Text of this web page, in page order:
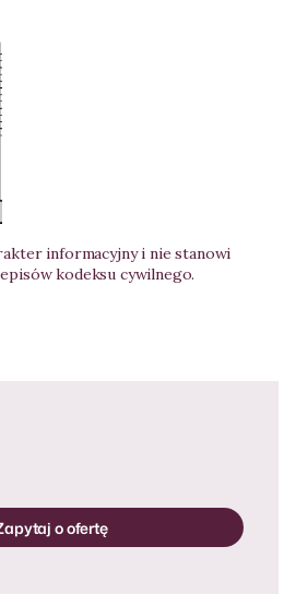
informacyjny i nie stanowi
kodeksu cywilnego.
o ofertę